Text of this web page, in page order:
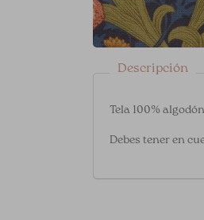
Descripción
Tela 100%
Debes tener en